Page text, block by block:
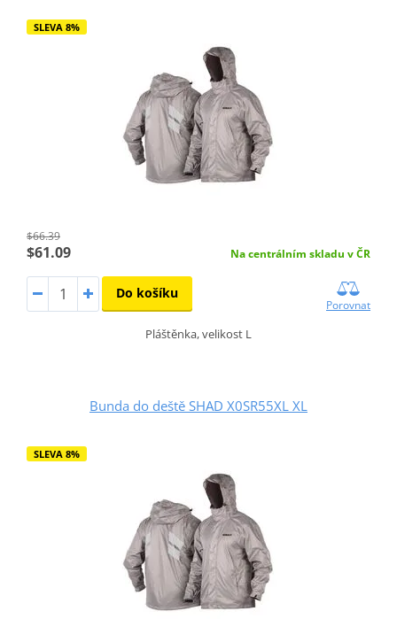
SLEVA 8%
$66.39
$61.09 Na centrálním skladu v ČR
Do košíku
Porovnat
Pláštěnka, velikost L
Bunda do deště SHAD X0SR55XL XL
SLEVA 8%